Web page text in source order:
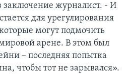
заключение журналист. - И
для урегулирования
могут подмочить
арене. B этом был
– последняя попытка
чтобы тот не зарывался».